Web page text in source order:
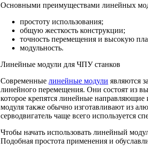
Основными преимуществами линейных
простоту использования;
общую жесткость конструкции;
точность перемещения и высокую
модульность.
Линейные модули для ЧПУ станков
Современные линейные модули являются
линейного перемещения. Они состоят из
которое крепятся линейные
модуля также обычно изготавливают из
серводвигатель чаще всего используется
Чтобы начать использовать линейный
Подобная простота применения и